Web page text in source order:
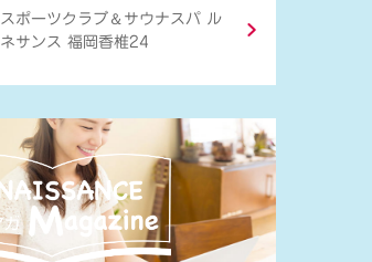
スポーツクラブ ＆ サウナスパ ル
ネサンス 福岡香椎24